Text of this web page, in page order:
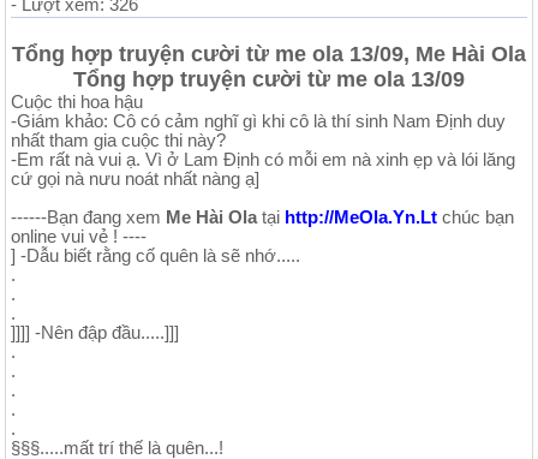
- Lượt xem: 326
Tổng hợp truyện cười từ me ola 13/09, Me Hài Ola
Tổng hợp truyện cười từ me ola 13/09
Cuộc thi hoa hậu
-Giám khảo: Cô có cảm nghĩ gì khi cô là thí sinh Nam Định duy
nhất tham gia cuộc thi này?
-Em rất nà vui ạ. Vì ở Lam Định có mỗi em nà xinh ẹp và lói lăng
cứ gọi nà nưu noát nhất nàng ạ]
------Bạn đang xem Me Hài Ola tại http://MeOla.Yn.Lt chúc bạn
online vui vẻ ! ----
] -Dẫu biết rằng cố quên là sẽ nhớ.....
.
.
.
]]]] -Nên đập đầu.....]]]
.
.
.
.
.
§§§.....mất trí thế là quên...!